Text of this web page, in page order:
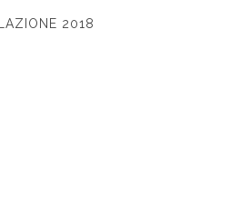
2018